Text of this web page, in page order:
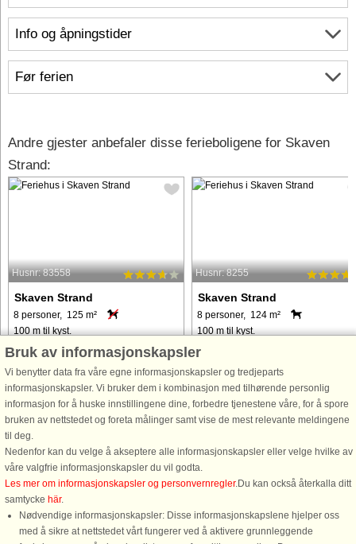
Info og åpningstider
Før ferien
Andre gjester anbefaler disse ferieboligene for Skaven
Strand:
Husnr: 83558
Skaven Strand
8 personer, 125 m²
100 m til kyst.
Dette sauna og spa sommerhus med
1. sal er beliggende i Skaven på en
naturgrund ca. 100 meter fra
Ringkøbing Fjord. Her er en fantastisk
udsigt over fjorden, og både fra 1. sal
men også fra spisestuen ...
fra 6.075 NOK
Husnr: 8255
Skaven Strand
8 personer, 124 m²
100 m til kyst.
Vil I bo nærmest kun et stenkast fra
Rinkjøbing Fjord - hvor der året
igenenm foregår mange aktiviteter,
som wind- og kitesurfing , er dette
skønne træ sommerhus det helt
fra 7.405 NOK
Bruk av informasjonskapsler
Vi benytter data fra våre egne informasjonskapsler og tredjeparts
informasjonskapsler. Vi bruker dem i kombinasjon med tilhørende personlig
informasjon for å huske innstillingene dine, forbedre tjenestene våre, for å spore
bruken av nettstedet og foreta målinger samt vise de mest relevante meldingene
til deg.
Nedenfor kan du velge å akseptere alle informasjonskapsler eller velge hvilke av
våre valgfrie informasjonskapsler du vil godta.
Les mer om informasjonskapsler og personvernregler.Du kan också återkalla ditt
samtycke här.
Nødvendige informasjonskapsler: Disse informasjonskapslene hjelper oss
med å sikre at nettstedet vårt fungerer ved å aktivere grunnleggende